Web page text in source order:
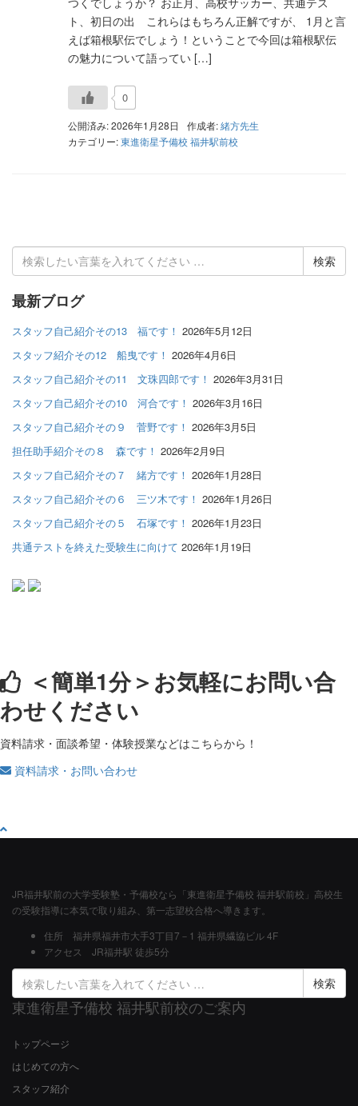
ト、初日の出 これらはもちろん正解ですが、 1月と言
えば箱根駅伝でしょう！ということで今回は箱根駅伝
の魅力について語ってい […]
0
公開済み: 2026年1月28日 作成者:緒方先生
カテゴリー:東進衛星予備校 福井駅前校
検
索
果:
最新ブログ
スタッフ自己紹介その13 福です！ 2026年5月12日
スタッフ紹介その12 船曳です！ 2026年4月6日
スタッフ自己紹介その11 文珠四郎です！ 2026年3月31日
スタッフ自己紹介その10 河合です！ 2026年3月16日
スタッフ自己紹介その９ 菅野です！ 2026年3月5日
担任助手紹介その８ 森です！ 2026年2月9日
スタッフ自己紹介その７ 緒方です！ 2026年1月28日
スタッフ自己紹介その６ 三ツ木です！ 2026年1月26日
スタッフ自己紹介その５ 石塚です！ 2026年1月23日
共通テストを終えた受験生に向けて 2026年1月19日
＜簡単1分＞お気軽にお問い合
わせください
資料請求・面談希望・体験授業などはこちらから！
資料請求・お問い合わせ
JR福井駅前の大学受験塾・予備校なら「東進衛星予備校 福井駅前校」高校生
の受験指導に本気で取り組み、第一志望校合格へ導きます。
住所 福井県福井市大手3丁目7－1 福井県繊協ビル 4F
アクセス
JR福井駅 徒歩5分
検
結
東進衛星予備校 福井駅前校のご案内
トップページ
はじめての方へ
スタッフ紹介